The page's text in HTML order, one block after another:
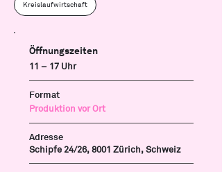
Kreislaufwirtschaft
Öffnungszeiten
11 – 17 Uhr
Format
Produktion vor Ort
Adresse
Schipfe 24/26, 8001 Zürich, Schweiz